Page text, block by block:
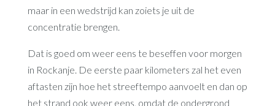
maar in een wedstrijd kan zoiets je uit de
concentratie brengen.
Dat is goed om weer eens te beseffen voor morgen
in Rockanje. De eerste paar kilometers zal het even
aftasten zijn hoe het streeftempo aanvoelt en dan op
het strand ook weer eens, omdat de ondergrond